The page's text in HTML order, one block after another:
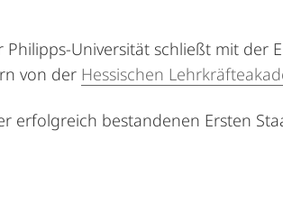
Universität schließt mit der
von der Hessischen
erfolgreich bestandenen Ersten